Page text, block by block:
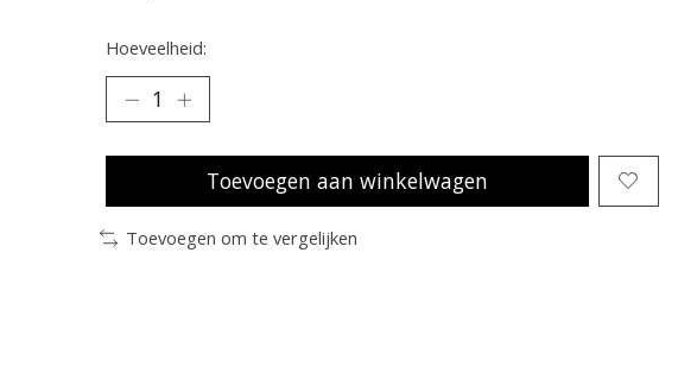
Hoeveelheid:
Toevoegen aan winkelwagen
Toevoegen om te vergelijken